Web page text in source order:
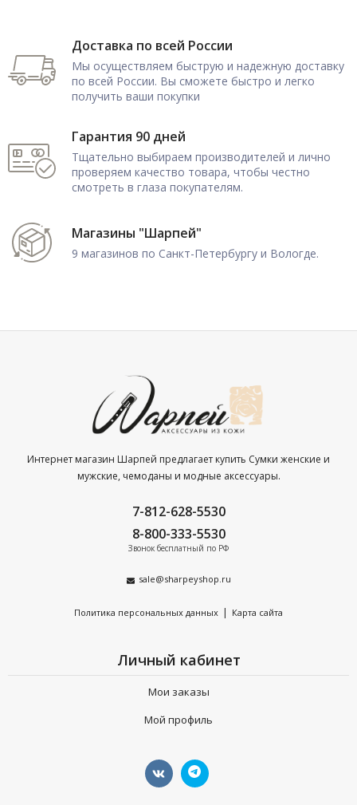
Доставка по всей России
Мы осуществляем быструю и надежную доставку
по всей России. Вы сможете быстро и легко
получить ваши покупки
Гарантия 90 дней
Тщательно выбираем производителей и лично
проверяем качество товара, чтобы честно
смотреть в глаза покупателям.
Магазины "Шарпей"
9 магазинов по Санкт-Петербургу и Вологде.
Интернет магазин Шарпей предлагает купить Сумки женские и
мужские, чемоданы и модные аксессуары.
7-812-628-5530
8-800-333-5530
Звонок бесплатный по РФ
sale@sharpeyshop.ru
Политика персональных данных | Карта сайта
Личный кабинет
Мои заказы
Мой профиль